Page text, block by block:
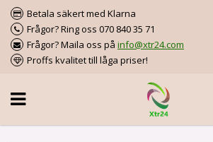
Betala säkert med Klarna
Frågor? Ring oss 070 840 35 71
Frågor? Maila oss på info@xtr24.com
Proffs kvalitet till låga priser!